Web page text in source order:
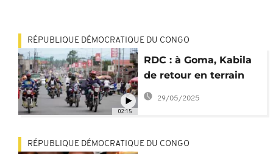
02:15
RÉPUBLIQUE DÉMOCRATIQUE DU CONGO
RDC : à Goma, Kabila
de retour en terrain
conquis ?
29/05/2025
RÉPUBLIQUE DÉMOCRATIQUE DU CONGO